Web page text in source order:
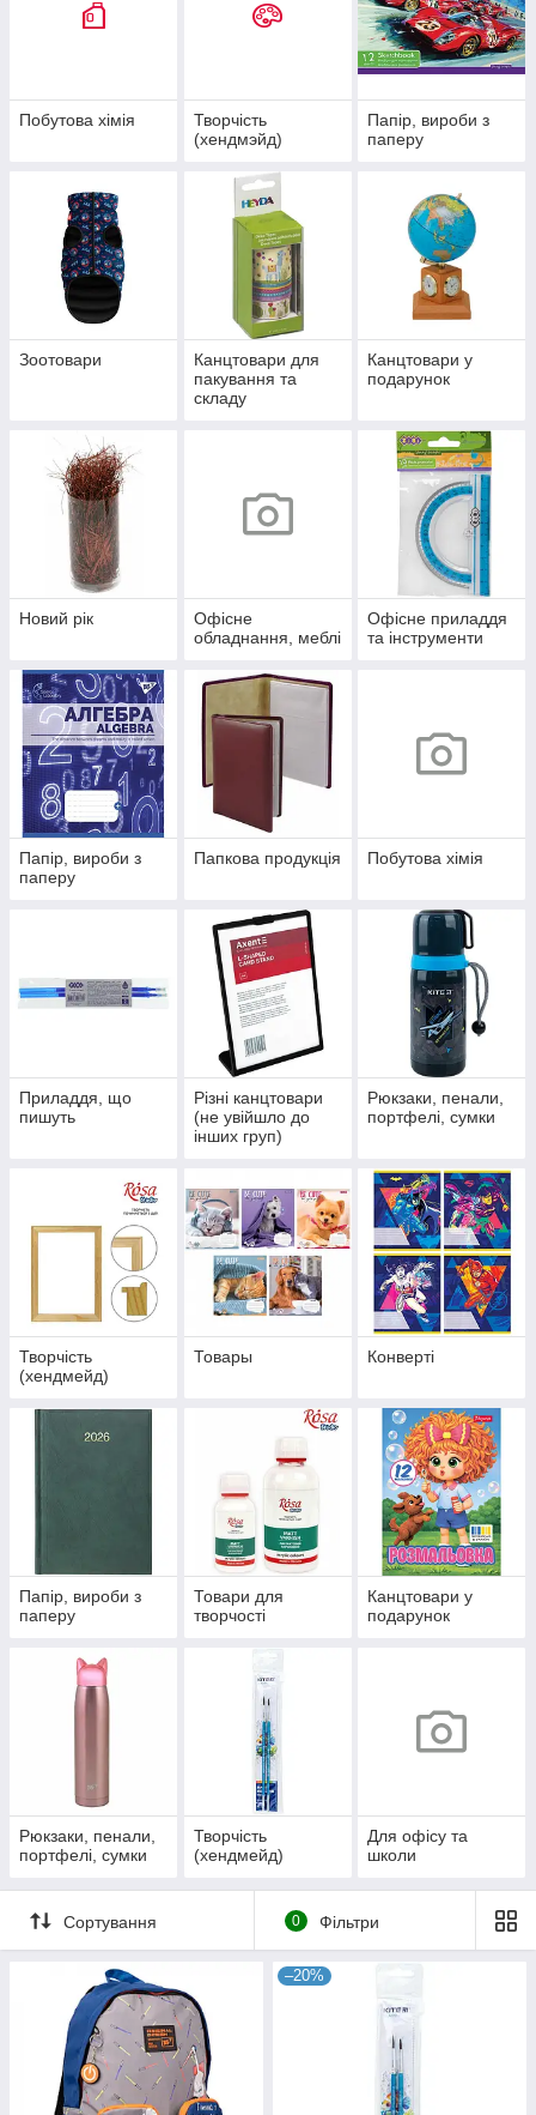
Побутова хімія
Творчість
(хендмэйд)
Папір, вироби з
паперу
Зоотовари
Канцтовари для
пакування та
складу
Канцтовари у
подарунок
Новий рік
Офісне
обладнання, меблі
Офісне приладдя
та інструменти
Папір, вироби з
паперу
Папкова продукція Побутова хімія
Приладдя, що
пишуть
Різні канцтовари
(не увійшло до
інших груп)
Рюкзаки, пенали,
портфелі, сумки
Творчість
(хендмейд)
Товары Конверті
Папір, вироби з
паперу
Товари для
творчості
Канцтовари у
подарунок
Рюкзаки, пенали,
портфелі, сумки
Творчість
(хендмейд)
Для офісу та
школи
Сортування 0 Фільтри
–20%